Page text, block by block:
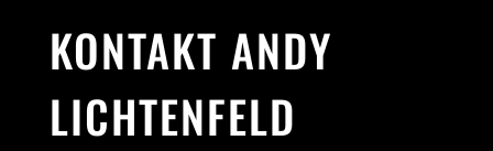
KONTAKT ANDY
LICHTENFELD